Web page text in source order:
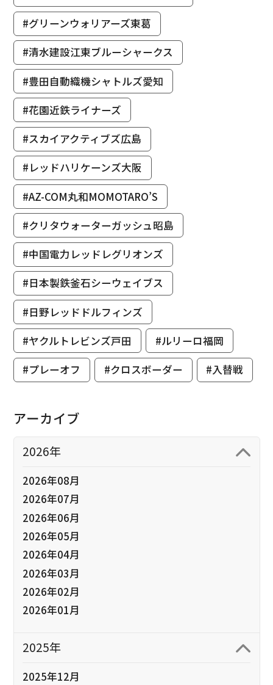
#グリーンウォリアーズ東葛
#清水建設江東ブルーシャークス
#豊田自動織機シャトルズ愛知
#花園近鉄ライナーズ
#スカイアクティブズ広島
#レッドハリケーンズ大阪
#AZ-COM丸和MOMOTARO’S
#クリタウォーターガッシュ昭島
#中国電力レッドレグリオンズ
#日本製鉄釜石シーウェイブス
#日野レッドドルフィンズ
#ヤクルトレビンズ戸田
#ルリーロ福岡
#プレーオフ
#クロスボーダー #入替戦
アーカイブ
2026年
2026年08月
2026年07月
2026年06月
2026年05月
2026年04月
2026年03月
2026年02月
2026年01月
2025年
2025年12月